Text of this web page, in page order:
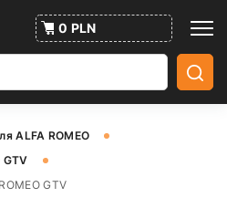
0 PLN
ALFA ROMEO
GTV
GTV